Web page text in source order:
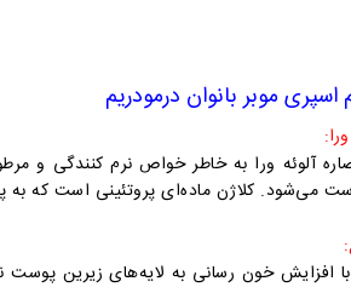
اسپری موبربانوان درمودریم
آلوئه ورا به خاطر خواص نرم کنندگی و
می‌شود. کلاژن ماده‌ای پروتئینی است که
با افزایش خون رسانی به لایه‌های زیرین